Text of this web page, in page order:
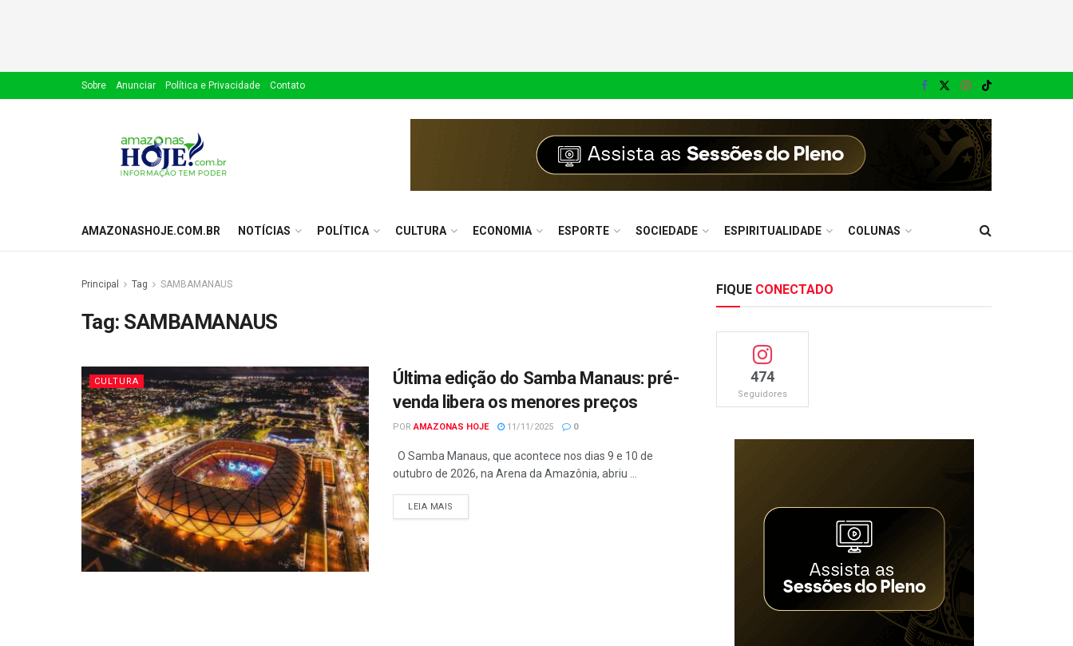
Sobre Anunciar Política e Privacidade Contato
AMAZONASHOJE.COM.BR NOTÍCIAS POLÍTICA CULTURA ECONOMIA ESPORTE SOCIEDADE ESPIRITUALIDADE COLUNAS
Principal Tag SAMBAMANAUS
Tag: SAMBAMANAUS
CULTURA
Última edição do Samba Manaus: pré-
venda libera os menores preços
POR AMAZONAS HOJE 11/11/2025 0
O Samba Manaus, que acontece nos dias 9 e 10 de
outubro de 2026, na Arena da Amazônia, abriu ...
LEIA MAIS
FIQUE CONECTADO
474
Seguidores